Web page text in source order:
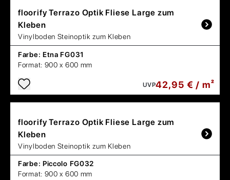
floorify Terrazo Optik Fliese Large zum
Kleben
Vinylboden Steinoptik zum Kleben
Farbe: Etna FG031
Format: 900 x 600 mm
UVP42,95 € / m²
floorify Terrazo Optik Fliese Large zum
Kleben
Vinylboden Steinoptik zum Kleben
Farbe: Piccolo FG032
Format: 900 x 600 mm